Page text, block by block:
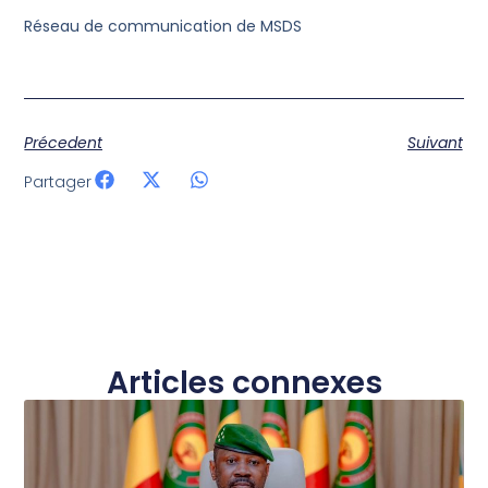
Réseau de communication de MSDS
Précedent
Suivant
Partager
Articles connexes